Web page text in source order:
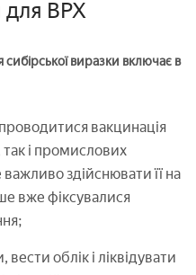
для ВРХ
виразки включає в
вакцинація
і промислових
здійснювати її на
вже фіксувалися
облік і ліквідувати